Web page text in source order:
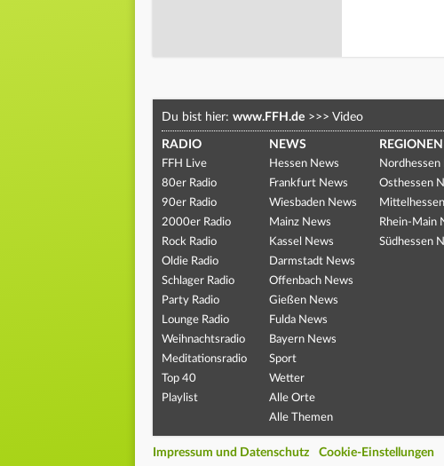
Du bist hier: www.FFH.de >>> Video
RADIO
FFH Live
80er Radio
90er Radio
2000er Radio
Rock Radio
Oldie Radio
Schlager Radio
Party Radio
Lounge Radio
Weihnachtsradio
Meditationsradio
Top 40
Playlist
NEWS
Hessen News
Frankfurt News
Wiesbaden News
Mainz News
Kassel News
Darmstadt News
Offenbach News
Gießen News
Fulda News
Bayern News
Sport
Wetter
Alle Orte
Alle Themen
REGIONEN
Nordhessen
Osthessen
Rhein-Main
Südhessen
Impressum und Datenschutz Cookie-Einstellungen